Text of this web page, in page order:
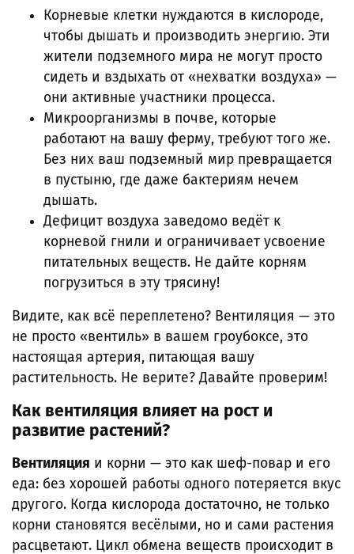
Корневые клетки нуждаются в кислороде,
чтобы дышать и производить энергию. Эти
жители подземного мира не могут просто
сидеть и вздыхать от «нехватки воздуха» —
они активные участники процесса.
Микроорганизмы в почве, которые
работают на вашу ферму, требуют того же.
Без них ваш подземный мир превращается
в пустыню, где даже бактериям нечем
дышать.
Дефицит воздуха заведомо ведёт к
корневой гнили и ограничивает усвоение
питательных веществ. Не дайте корням
погрузиться в эту трясину!
Видите, как всё переплетено? Вентиляция — это
не просто «вентиль» в вашем гроубоксе, это
настоящая артерия, питающая вашу
растительность. Не верите? Давайте проверим!
Как вентиляция влияет на рост и
развитие растений?
Вентиляция и корни — это как шеф-повар и его
еда: без хорошей работы одного потеряется вкус
другого. Когда кислорода достаточно, не только
корни становятся весёлыми, но и сами растения
расцветают. Цикл обмена веществ происходит в